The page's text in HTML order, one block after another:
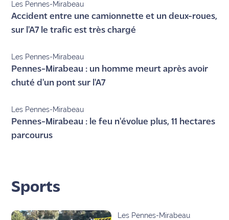
Les Pennes-Mirabeau
Accident entre une camionnette et un deux-roues,
sur l'A7 le trafic est très chargé
Les Pennes-Mirabeau
Pennes-Mirabeau : un homme meurt après avoir
chuté d'un pont sur l'A7
Les Pennes-Mirabeau
Pennes-Mirabeau : le feu n'évolue plus, 11 hectares
parcourus
Sports
Les Pennes-Mirabeau